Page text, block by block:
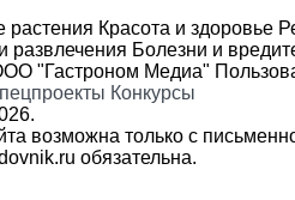
растения Красота и здоровье
развлечения Болезни и
"Гастроном Медиа"
Конкурсы
возможна только с
обязательна.